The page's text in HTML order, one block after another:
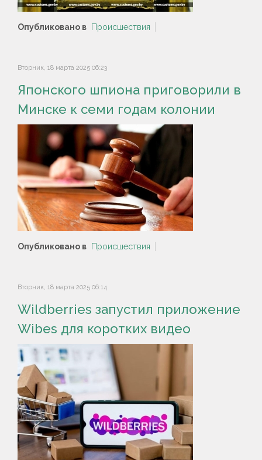
Опубликовано в Происшествия
Вторник, 18 марта 2025 06:23
Японского шпиона приговорили в
Минске к семи годам колонии
Опубликовано в Происшествия
Вторник, 18 марта 2025 06:14
Wildberries запустил приложение
Wibes для коротких видео